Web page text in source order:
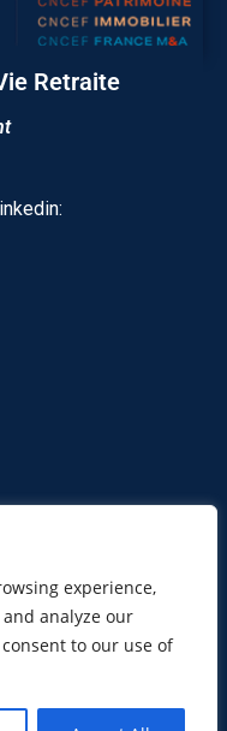
experience,
analyze our
to our use of
Retraite